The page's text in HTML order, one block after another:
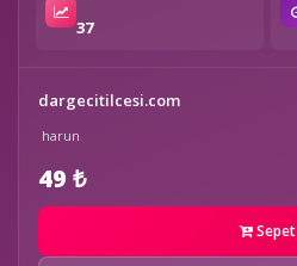
37
dargecitilcesi.com
harun
49 ₺
Sepet